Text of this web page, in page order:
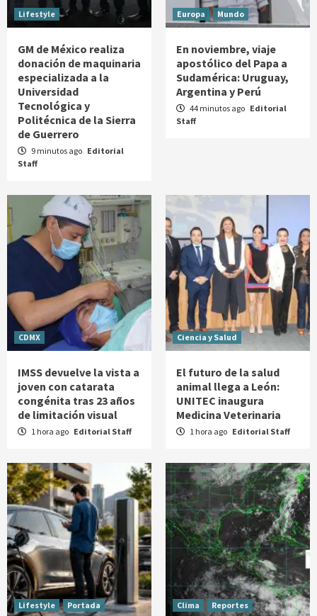
Lifestyle
GM de México realiza
donación de maquinaria
especializada a la
Universidad
Tecnológica y
Politécnica de la Sierra
de Guerrero
9 minutos ago Editorial
Staff
Europa Mundo
En noviembre, viaje
apostólico del Papa a
Sudamérica: Uruguay,
Argentina y Perú
44 minutos ago Editorial
Staff
CDMX
IMSS devuelve la vista a
joven con catarata
congénita tras 23 años
de limitación visual
1 hora ago Editorial Staff
Ciencia y Salud
El futuro de la salud
animal llega a León:
UNITEC inaugura
Medicina Veterinaria
1 hora ago Editorial Staff
Lifestyle Portada Clima Reportes